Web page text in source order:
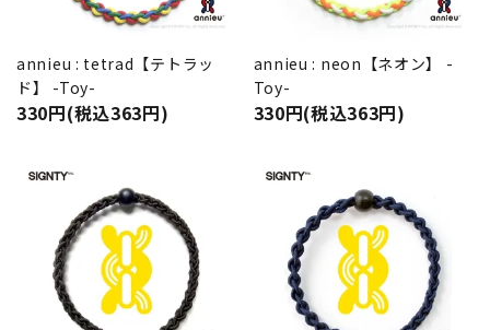
annieu : tetrad【テトラッ
ド】 -Toy-
330円(税込363円)
annieu : neon【ネオン】 -
Toy-
330円(税込363円)